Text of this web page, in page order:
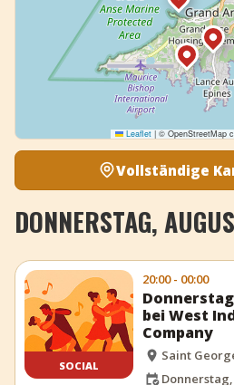
Leaflet |© OpenStreetMap
Vollständige
DONNERSTAG,
SOCIAL
20:00 - 00:00
bei West
Company
Saint
Donnerstag,